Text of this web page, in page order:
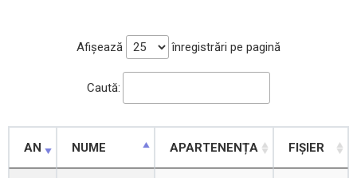
Afișează înregistrări pe pagină
Caută:
AN NUME APARTENENȚA FIȘIER